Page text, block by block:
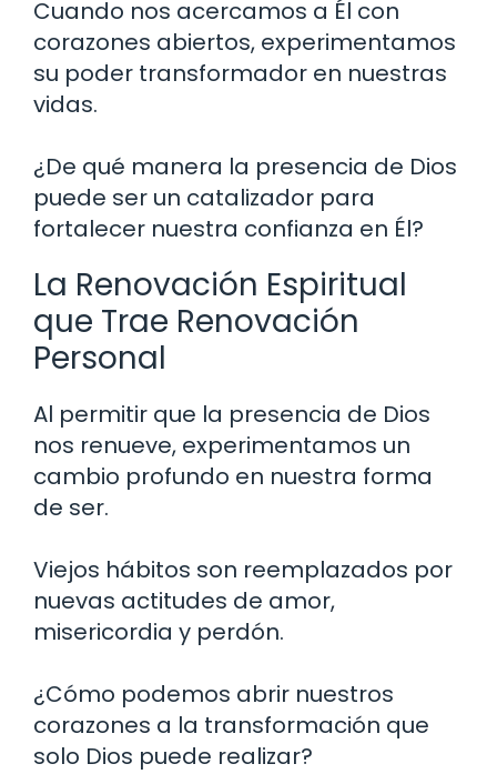
Cuando nos acercamos a Él con
corazones abiertos, experimentamos
su poder transformador en nuestras
vidas.
¿De qué manera la presencia de Dios
puede ser un catalizador para
fortalecer nuestra confianza en Él?
La Renovación Espiritual
que Trae Renovación
Personal
Al permitir que la presencia de Dios
nos renueve, experimentamos un
cambio profundo en nuestra forma
de ser.
Viejos hábitos son reemplazados por
nuevas actitudes de amor,
misericordia y perdón.
¿Cómo podemos abrir nuestros
corazones a la transformación que
solo Dios puede realizar?